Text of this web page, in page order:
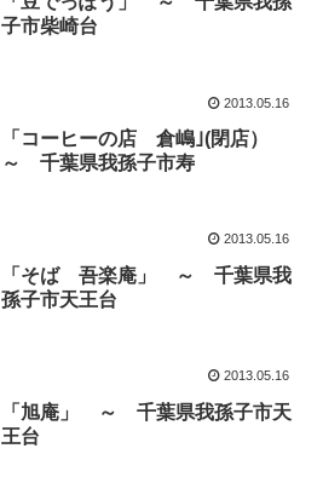
子市柴崎台
2013.05.16
「コーヒーの店 倉嶋｣(閉店）
～ 千葉県我孫子市寿
2013.05.16
「そば 吾楽庵」 ～ 千葉県我
孫子市天王台
2013.05.16
「旭庵」 ～ 千葉県我孫子市天
王台